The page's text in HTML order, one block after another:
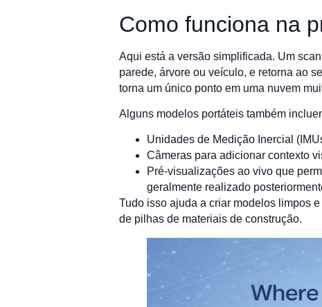
Como funciona na
Aqui está a versão simplificada. Um
parede, árvore ou veículo, e retorna ao
torna um único ponto em uma nuvem
Alguns modelos portáteis também
Unidades de Medição Inercial
Câmeras para adicionar contexto
Pré-visualizações ao vivo que
geralmente realizado
Tudo isso ajuda a criar modelos limpos
de pilhas de materiais de construção.